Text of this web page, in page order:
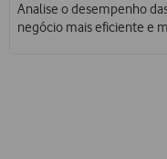
Analise o desempenho
negócio mais eficiente e